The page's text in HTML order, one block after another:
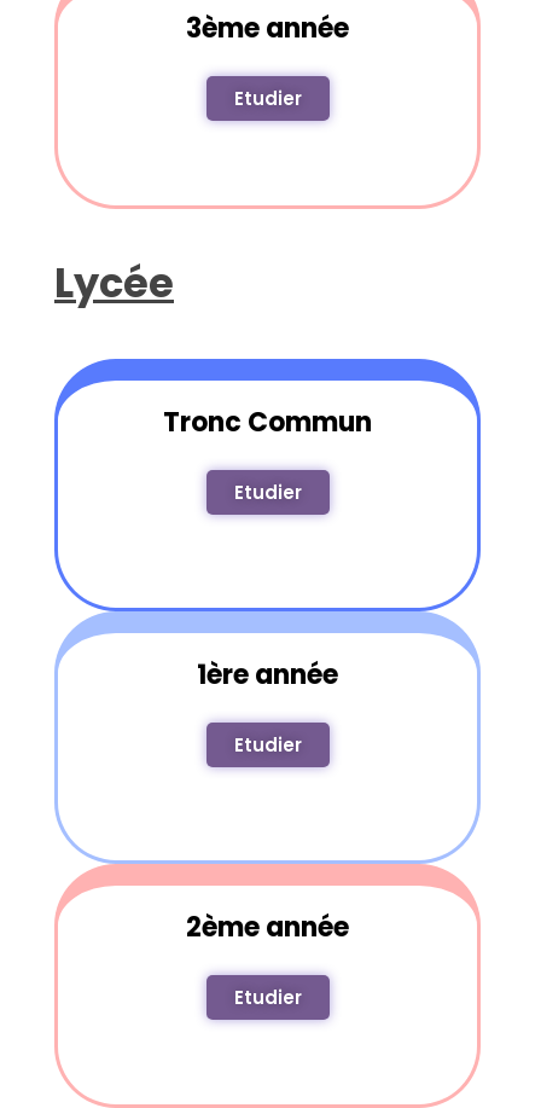
3ème année
Etudier
Lycée
Tronc Commun
Etudier
1ère année
Etudier
2ème année
Etudier